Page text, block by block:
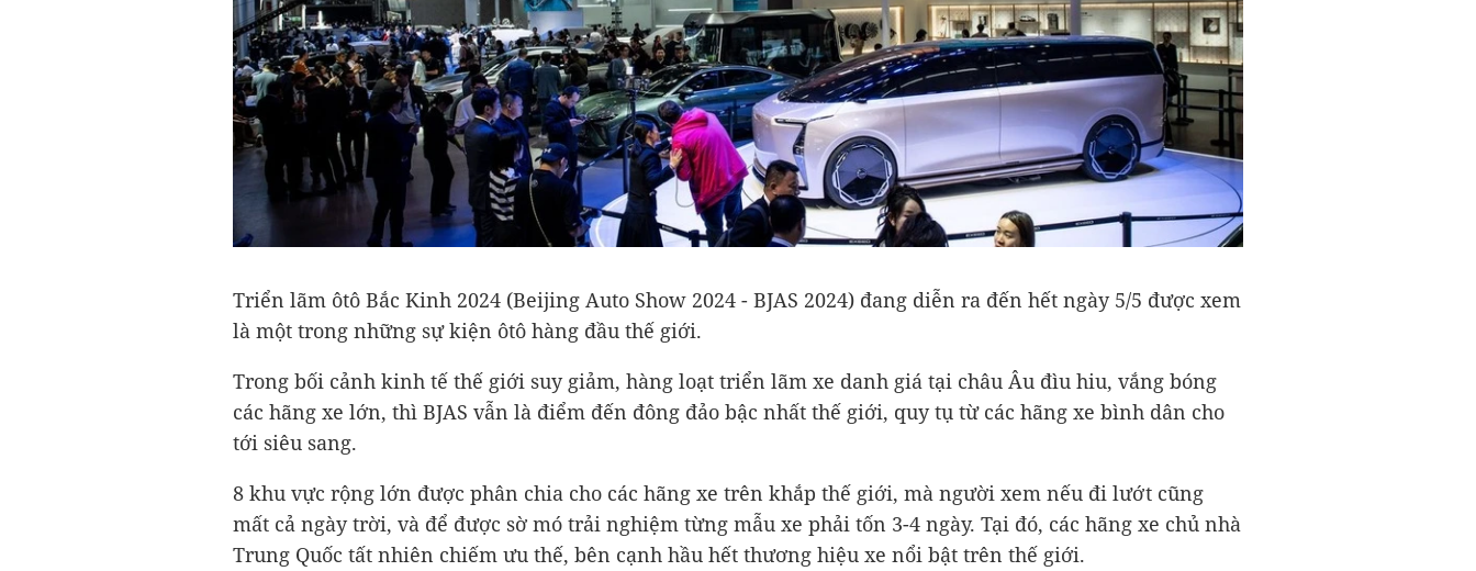
Triển lãm ôtô Bắc Kinh 2024 (Beijing Auto Show 2024 - BJAS 2024) đang diễn ra đến hết ngày 5/5 được xem
là một trong những sự kiện ôtô hàng đầu thế giới.
Trong bối cảnh kinh tế thế giới suy giảm, hàng loạt triển lãm xe danh giá tại châu Âu đìu hiu, vắng bóng
các hãng xe lớn, thì BJAS vẫn là điểm đến đông đảo bậc nhất thế giới, quy tụ từ các hãng xe bình dân cho
tới siêu sang.
8 khu vực rộng lớn được phân chia cho các hãng xe trên khắp thế giới, mà người xem nếu đi lướt cũng
mất cả ngày trời, và để được sờ mó trải nghiệm từng mẫu xe phải tốn 3-4 ngày. Tại đó, các hãng xe chủ nhà
Trung Quốc tất nhiên chiếm ưu thế, bên cạnh hầu hết thương hiệu xe nổi bật trên thế giới.